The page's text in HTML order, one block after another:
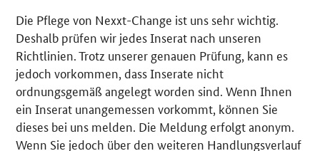
Die Pflege von Nexxt-Change ist uns sehr wichtig.
Deshalb prüfen wir jedes Inserat nach unseren
Richtlinien. Trotz unserer genauen Prüfung, kann es
jedoch vorkommen, dass Inserate nicht
ordnungsgemäß angelegt worden sind. Wenn Ihnen
ein Inserat unangemessen vorkommt, können Sie
dieses bei uns melden. Die Meldung erfolgt anonym.
Wenn Sie jedoch über den weiteren Handlungsverlauf